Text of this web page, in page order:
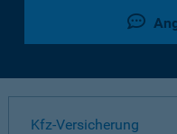
Kfz-Versicherung